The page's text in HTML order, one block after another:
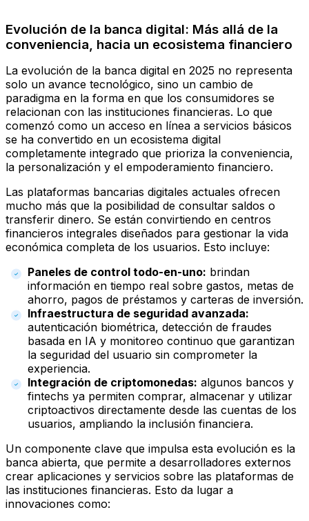
Evolución de la banca digital: Más allá de la
conveniencia, hacia un ecosistema financiero
La evolución de la banca digital en 2025 no representa
solo un avance tecnológico, sino un cambio de
paradigma en la forma en que los consumidores se
relacionan con las instituciones financieras. Lo que
comenzó como un acceso en línea a servicios básicos
se ha convertido en un ecosistema digital
completamente integrado que prioriza la conveniencia,
la personalización y el empoderamiento financiero.
Las plataformas bancarias digitales actuales ofrecen
mucho más que la posibilidad de consultar saldos o
transferir dinero. Se están convirtiendo en centros
financieros integrales diseñados para gestionar la vida
económica completa de los usuarios. Esto incluye:
Paneles de control todo-en-uno: brindan
información en tiempo real sobre gastos, metas de
ahorro, pagos de préstamos y carteras de inversión.
Infraestructura de seguridad avanzada:
autenticación biométrica, detección de fraudes
basada en IA y monitoreo continuo que garantizan
la seguridad del usuario sin comprometer la
experiencia.
Integración de criptomonedas: algunos bancos y
fintechs ya permiten comprar, almacenar y utilizar
criptoactivos directamente desde las cuentas de los
usuarios, ampliando la inclusión financiera.
Un componente clave que impulsa esta evolución es la
banca abierta, que permite a desarrolladores externos
crear aplicaciones y servicios sobre las plataformas de
las instituciones financieras. Esto da lugar a
innovaciones como: